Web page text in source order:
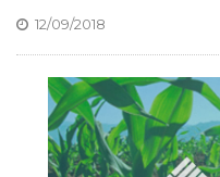
12/09/2018